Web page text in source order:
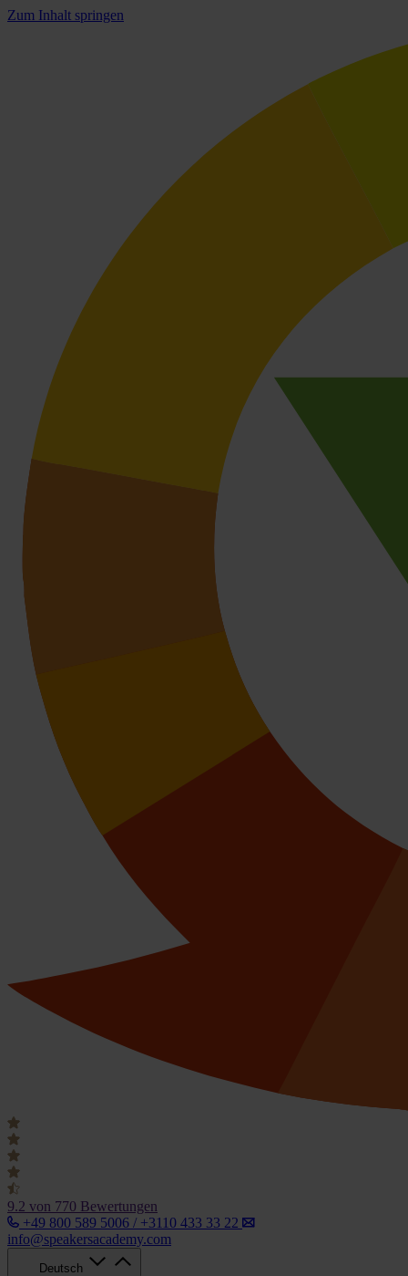
Zum Inhalt springen
9.2 von 770 Bewertungen
+49 800 589 5006 / +3110 433 33 22
info@speakersacademy.com
Deutsch